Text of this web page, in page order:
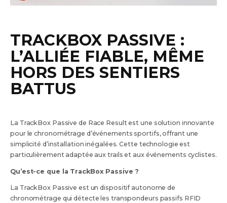
TRACKBOX PASSIVE :
L’ALLIÉE FIABLE, MÊME
HORS DES SENTIERS
BATTUS
La TrackBox Passive de Race Result est une solution innovante
pour le chronométrage d’événements sportifs, offrant une
simplicité d’installation inégalées. Cette technologie est
particulièrement adaptée aux trails et aux événements cyclistes.
Qu’est-ce que la TrackBox Passive ?
La TrackBox Passive est un dispositif autonome de
chronométrage qui détecte les transpondeurs passifs RFID